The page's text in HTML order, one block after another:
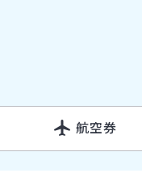
航空券